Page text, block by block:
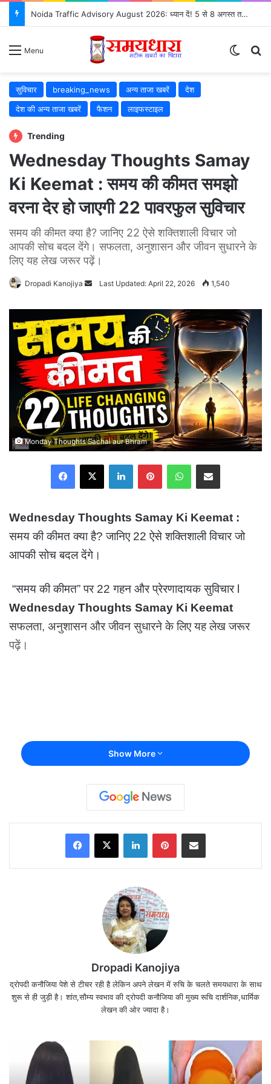
Noida Traffic Advisory August 2026: ध्यान दें! 5 से 8 अगस्त तक ग्रेटर नोएडा में बदलेंगे रूट, जानिए किन रास्तों से बचें
Menu
सुविचार breaking_news अन्य ताजा खबरें
देश
देश की अन्य ताजा खबरें
फैशन लाइफस्टाइल
Trending
Wednesday Thoughts Samay
Ki Keemat : समय की कीमत समझो
वरना देर हो जाएगी 22 पावरफुल सुविचार
समय की कीमत क्या है? जानिए 22 ऐसे शक्तिशाली विचार जो
आपकी सोच बदल देंगे। सफलता, अनुशासन और जीवन सुधारने के
लिए यह लेख जरूर पढ़ें।
Dropadi Kanojiya
Send
Last Updated: April 22, 2026 1,540
Monday Thoughts Sachai aur Bhram
Wednesday Thoughts Samay Ki Keemat :
समय की कीमत क्या है? जानिए 22 ऐसे शक्तिशाली विचार जो
आपकी सोच बदल देंगे।
“समय की कीमत” पर 22 गहन और प्रेरणादायक सुविचार l
Wednesday Thoughts Samay Ki Keemat
सफलता, अनुशासन और जीवन सुधारने के लिए यह लेख जरूर
पढ़ें।
1. समय सबसे बड़ा धन है Wednesday Thoughts
Samay Ki Keemat
Show More
Dropadi Kanojiya
द्रोपदी कनौजिया पेशे से टीचर रही है लेकिन अपने लेखन में रुचि के चलते समयधारा के साथ
शुरू से ही जुड़ी है। शांत,सौम्य स्वभाव की द्रोपदी कनौजिया की मुख्य रूचि दार्शनिक,धार्मिक
लेखन की ओर ज्यादा है।